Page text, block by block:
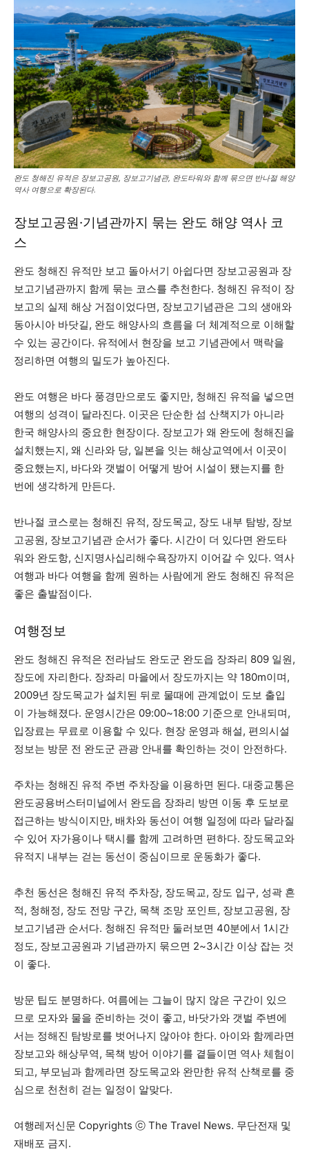
완도 청해진 유적은 장보고공원, 장보고기념관, 완도타워와 함께 묶으면 반나절 해양
역사 여행으로 확장된다.
장보고공원·기념관까지 묶는 완도 해양 역사 코
스
완도 청해진 유적만 보고 돌아서기 아쉽다면 장보고공원과 장
보고기념관까지 함께 묶는 코스를 추천한다. 청해진 유적이 장
보고의 실제 해상 거점이었다면, 장보고기념관은 그의 생애와
동아시아 바닷길, 완도 해양사의 흐름을 더 체계적으로 이해할
수 있는 공간이다. 유적에서 현장을 보고 기념관에서 맥락을
정리하면 여행의 밀도가 높아진다.
완도 여행은 바다 풍경만으로도 좋지만, 청해진 유적을 넣으면
여행의 성격이 달라진다. 이곳은 단순한 섬 산책지가 아니라
한국 해양사의 중요한 현장이다. 장보고가 왜 완도에 청해진을
설치했는지, 왜 신라와 당, 일본을 잇는 해상교역에서 이곳이
중요했는지, 바다와 갯벌이 어떻게 방어 시설이 됐는지를 한
번에 생각하게 만든다.
반나절 코스로는 청해진 유적, 장도목교, 장도 내부 탐방, 장보
고공원, 장보고기념관 순서가 좋다. 시간이 더 있다면 완도타
워와 완도항, 신지명사십리해수욕장까지 이어갈 수 있다. 역사
여행과 바다 여행을 함께 원하는 사람에게 완도 청해진 유적은
좋은 출발점이다.
여행정보
완도 청해진 유적은 전라남도 완도군 완도읍 장좌리 809 일원,
장도에 자리한다. 장좌리 마을에서 장도까지는 약 180m이며,
2009년 장도목교가 설치된 뒤로 물때에 관계없이 도보 출입
이 가능해졌다. 운영시간은 09:00~18:00 기준으로 안내되며,
입장료는 무료로 이용할 수 있다. 현장 운영과 해설, 편의시설
정보는 방문 전 완도군 관광 안내를 확인하는 것이 안전하다.
주차는 청해진 유적 주변 주차장을 이용하면 된다. 대중교통은
완도공용버스터미널에서 완도읍 장좌리 방면 이동 후 도보로
접근하는 방식이지만, 배차와 동선이 여행 일정에 따라 달라질
수 있어 자가용이나 택시를 함께 고려하면 편하다. 장도목교와
유적지 내부는 걷는 동선이 중심이므로 운동화가 좋다.
추천 동선은 청해진 유적 주차장, 장도목교, 장도 입구, 성곽 흔
적, 청해정, 장도 전망 구간, 목책 조망 포인트, 장보고공원, 장
보고기념관 순서다. 청해진 유적만 둘러보면 40분에서 1시간
정도, 장보고공원과 기념관까지 묶으면 2~3시간 이상 잡는 것
이 좋다.
방문 팁도 분명하다. 여름에는 그늘이 많지 않은 구간이 있으
므로 모자와 물을 준비하는 것이 좋고, 바닷가와 갯벌 주변에
서는 정해진 탐방로를 벗어나지 않아야 한다. 아이와 함께라면
장보고와 해상무역, 목책 방어 이야기를 곁들이면 역사 체험이
되고, 부모님과 함께라면 장도목교와 완만한 유적 산책로를 중
심으로 천천히 걷는 일정이 알맞다.
여행레저신문 Copyrights ⓒ The Travel News. 무단전재 및
재배포 금지.